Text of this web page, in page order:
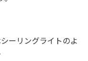
ーリングライトのよ